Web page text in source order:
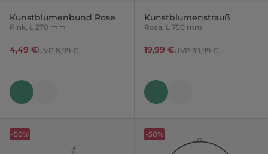
Kunstblumenbund Rose
Pink, L 270 mm
4,49 €UVP 8,99 €
Kunstblumenstrauß
Rosa, L 750 mm
19,99 €UVP 39,99 €
-50% -50%